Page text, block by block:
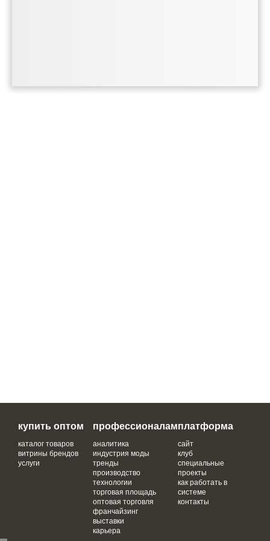
купить оптом
каталог товаров
витрины брендов
услуги
профессионалам
аналитика
индустрия моды
тренды
производство
технологии
торговая площадь
оптовая торговля
франчайзинг
выставки
карьера
платформа
сайт
клуб
специальные
проекты
как работать в
системе
контакты